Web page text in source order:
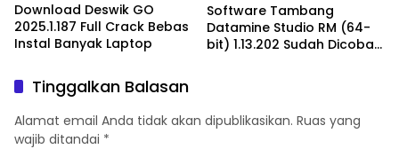
Download Deswik GO
2025.1.187 Full Crack Bebas
Instal Banyak Laptop
Software Tambang
Datamine Studio RM (64-
bit) 1.13.202 Sudah Dicoba
Tinggalkan Balasan
Alamat email Anda tidak akan dipublikasikan. Ruas yang
wajib ditandai *